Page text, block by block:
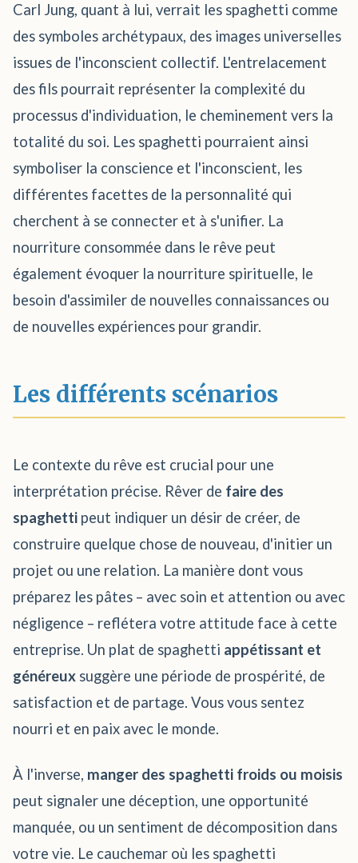
Carl Jung, quant à lui, verrait les spaghetti comme
des symboles archétypaux, des images universelles
issues de l'inconscient collectif. L'entrelacement
des fils pourrait représenter la complexité du
processus d'individuation, le cheminement vers la
totalité du soi. Les spaghetti pourraient ainsi
symboliser la conscience et l'inconscient, les
différentes facettes de la personnalité qui
cherchent à se connecter et à s'unifier. La
nourriture consommée dans le rêve peut
également évoquer la nourriture spirituelle, le
besoin d'assimiler de nouvelles connaissances ou
de nouvelles expériences pour grandir.
Les différents scénarios
Le contexte du rêve est crucial pour une
interprétation précise. Rêver de faire des
spaghetti peut indiquer un désir de créer, de
construire quelque chose de nouveau, d'initier un
projet ou une relation. La manière dont vous
préparez les pâtes – avec soin et attention ou avec
négligence – reflétera votre attitude face à cette
entreprise. Un plat de spaghetti appétissant et
généreux suggère une période de prospérité, de
satisfaction et de partage. Vous vous sentez
nourri et en paix avec le monde.
À l'inverse, manger des spaghetti froids ou moisis
peut signaler une déception, une opportunité
manquée, ou un sentiment de décomposition dans
votre vie. Le cauchemar où les spaghetti